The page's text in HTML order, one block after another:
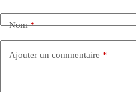
Nom*
Ajouter un commentaire *